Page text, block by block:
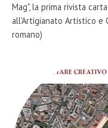
Mag", la prima rivista
all'Artigianato Artistico e
romano)